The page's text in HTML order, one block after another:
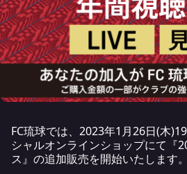
FC琉球では、2023年1月26日(木
シャルオンラインショップにて『
ス』の追加販売を開始いたします。